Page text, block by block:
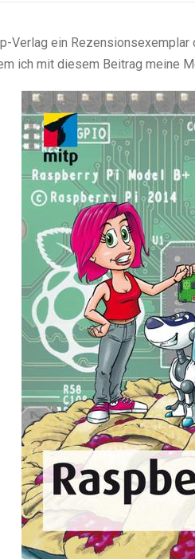
Verlag ein
ich mit diesem Beitrag meine